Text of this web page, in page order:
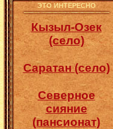
ЭТО ИНТЕРЕСНО
Кызыл-Озек
(село)
Саратан (село)
Северное
сияние
(пансионат)